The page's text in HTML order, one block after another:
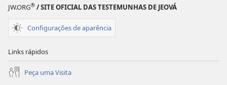
de
de
JW.ORG® / SITE OFICIAL DAS TESTEMUNHAS DE JEOVÁ
Configurações de aparência
Links rápidos
Peça uma Visita